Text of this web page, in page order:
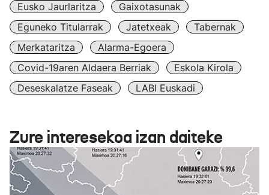
Eusko Jaurlaritza
Gaixotasunak
Eguneko Titularrak
Jatetxeak
Tabernak
Merkataritza
Alarma-Egoera
Covid-19aren Aldaera Berriak
Eskola Kirola
Deseskalatze Faseak
LABI Euskadi
Zure interesekoa izan daiteke